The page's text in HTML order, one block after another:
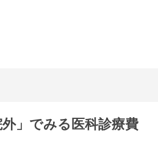
外」でみる医科診療費